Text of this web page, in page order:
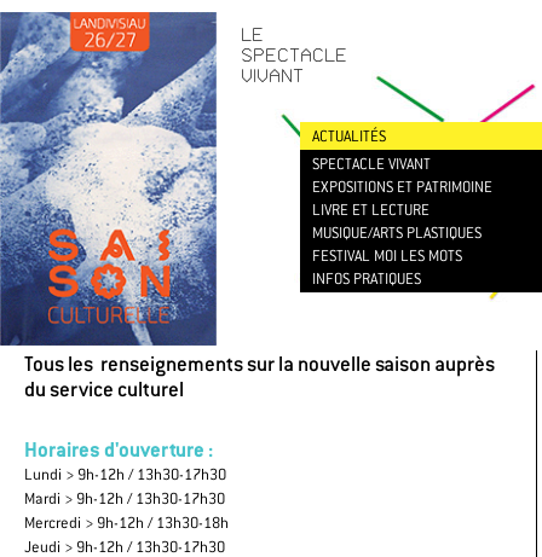
LE
SPECTACLE
VIVANT
ACTUALITÉS
SPECTACLE VIVANT
EXPOSITIONS ET PATRIMOINE
LIVRE ET LECTURE
MUSIQUE/ARTS PLASTIQUES
FESTIVAL MOI LES MOTS
INFOS PRATIQUES
Tous les renseignements sur la nouvelle saison auprès
du service culturel
Horaires d'ouverture :
Lundi > 9h-12h / 13h30-17h30
Mardi > 9h-12h / 13h30-17h30
Mercredi > 9h-12h / 13h30-18h
Jeudi > 9h-12h / 13h30-17h30